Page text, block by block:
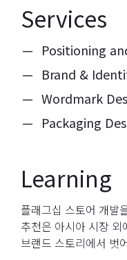
Services
Positioning
Brand &
Wordmark
Packaging
Learning
플래그십 스토어 개발
추천은 아시아 시장
브랜드 스토리에서 벗